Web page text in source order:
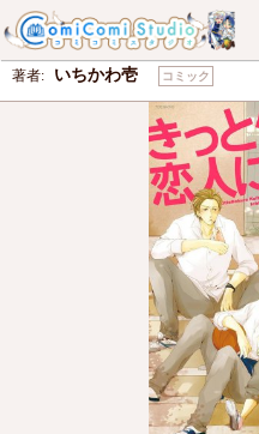
きっと僕ら恋人になる
著者: いちかわ壱 コミック